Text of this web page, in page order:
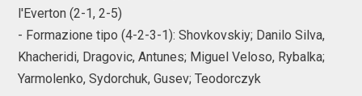
l'Everton (2-1, 2-5)
- Formazione tipo (4-2-3-1): Shovkovskiy; Danilo Silva,
Khacheridi, Dragovic, Antunes; Miguel Veloso, Rybalka;
Yarmolenko, Sydorchuk, Gusev; Teodorczyk